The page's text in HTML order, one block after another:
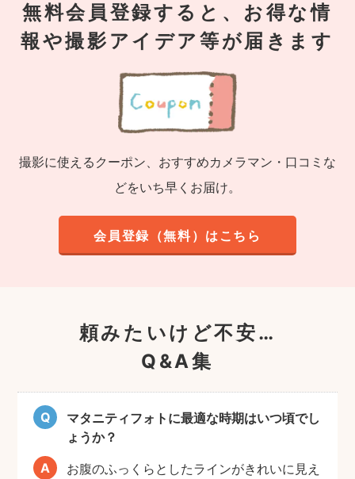
無料会員登録すると、お得な情
報や撮影アイデア等が届きます
撮影に使えるクーポン、おすすめカメラマン・口コミな
どをいち早くお届け。
会員登録（無料）はこちら
頼みたいけど不安…
Q&A集
マタニティフォトに最適な時期はいつ頃でし
ょうか？
お腹のふっくらとしたラインがきれいに見え